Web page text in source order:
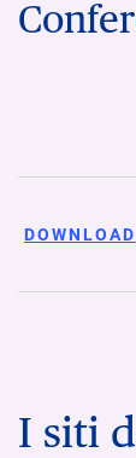
DOWNLOAD
I siti